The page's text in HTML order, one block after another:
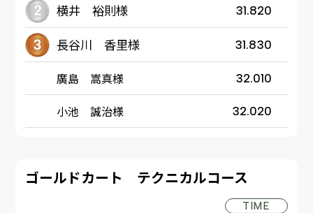
横井 裕則様 31.820
長谷川 香里様 31.830
廣島 嵩真様 32.010
小池 誠治様 32.020
ゴールドカート テクニカルコース
TIME